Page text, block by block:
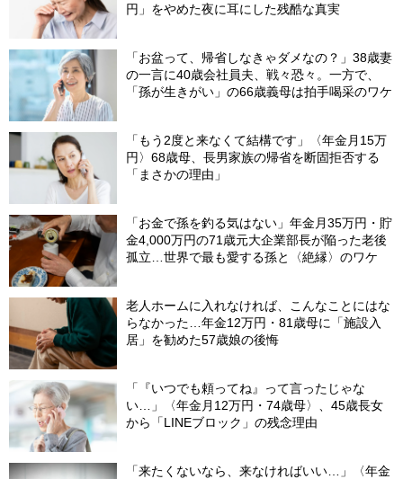
円」をやめた夜に耳にした残酷な真実
「お盆って、帰省しなきゃダメなの？」38歳妻
の一言に40歳会社員夫、戦々恐々。一方で、
「孫が生きがい」の66歳義母は拍手喝采のワケ
「もう2度と来なくて結構です」〈年金月15万
円〉68歳母、長男家族の帰省を断固拒否する
「まさかの理由」
「お金で孫を釣る気はない」年金月35万円・貯
金4,000万円の71歳元大企業部長が陥った老後
孤立…世界で最も愛する孫と〈絶縁〉のワケ
老人ホームに入れなければ、こんなことにはな
らなかった…年金12万円・81歳母に「施設入
居」を勧めた57歳娘の後悔
「『いつでも頼ってね』って言ったじゃな
い…」〈年金月12万円・74歳母〉、45歳長女
から「LINEブロック」の残念理由
「来たくないなら、来なければいい…」〈年金